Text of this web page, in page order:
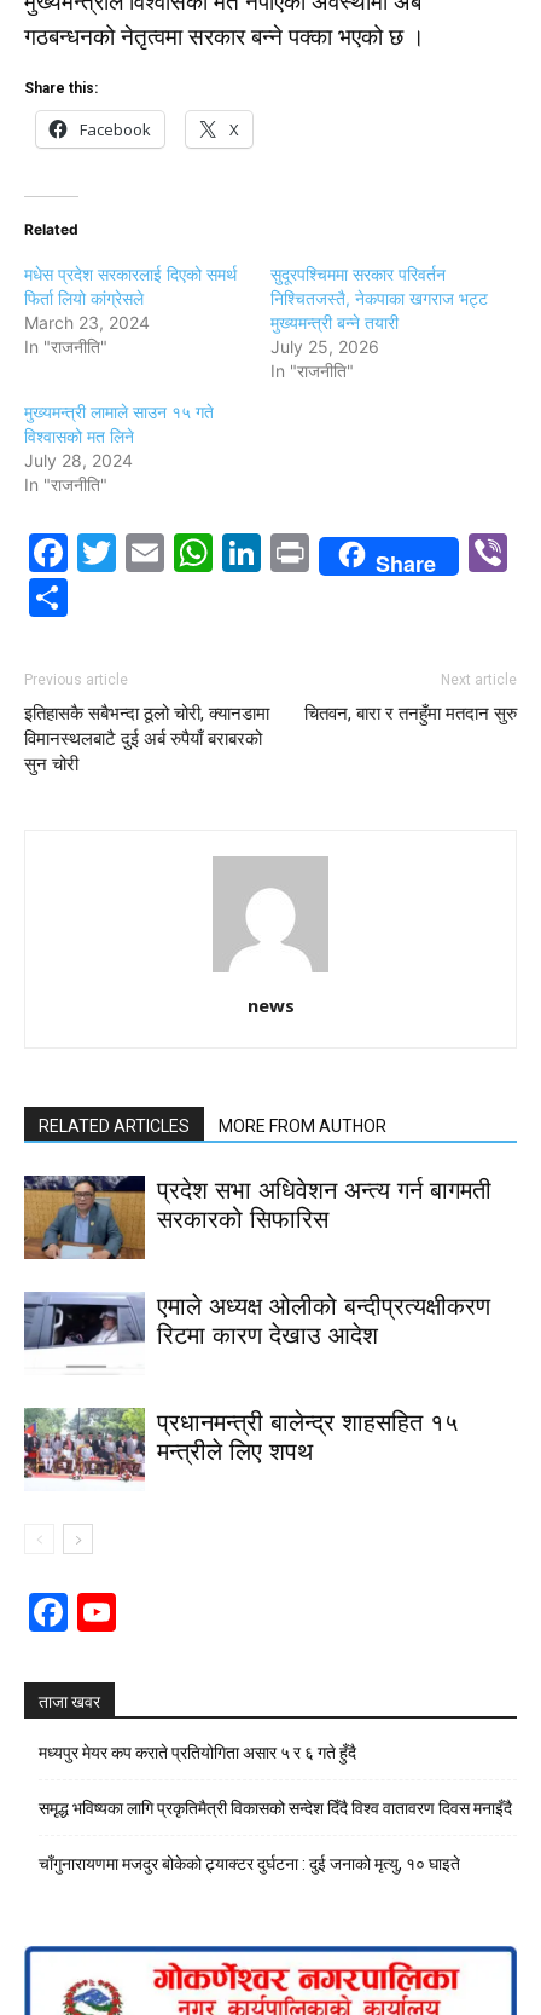
गठबन्धनको नेतृत्वमा सरकार बन्ने पक्का भएको छ ।
Share this:
Facebook X
Related
मधेस प्रदेश सरकारलाई दिएको समर्थ
फिर्ता लियो कांग्रेसले
March 23, 2024
In "राजनीति"
सुदूरपश्चिममा सरकार परिवर्तन
निश्चितजस्तै, नेकपाका खगराज भट्ट
मुख्यमन्त्री बन्ने तयारी
July 25, 2026
In "राजनीति"
मुख्यमन्त्री लामाले साउन १५ गते
विश्वासको मत लिने
July 28, 2024
In "राजनीति"
Facebook
Twitter
EmailWhatsApp
LinkedIn
PrintShare
Previous article
इतिहासकै सबैभन्दा ठूलो चोरी, क्यानडामा
विमानस्थलबाटै दुई अर्ब रुपैयाँ बराबरको
सुन चोरी
Next article
चितवन, बारा र तनहुँमा मतदान सुरु
news
RELATED ARTICLES MORE FROM AUTHOR
प्रदेश सभा अधिवेशन अन्त्य गर्न बागमती
सरकारको सिफारिस
एमाले अध्यक्ष ओलीको बन्दीप्रत्यक्षीकरण
रिटमा कारण देखाउ आदेश
प्रधानमन्त्री बालेन्द्र शाहसहित १५
मन्त्रीले लिए शपथ
Facebook
ताजा खवर
मध्यपुर मेयर कप कराते प्रतियोगिता असार ५ र ६ गते हुँदै
समृद्ध भविष्यका लागि प्रकृतिमैत्री विकासको सन्देश दिँदै विश्व वातावरण दिवस मनाइँदै
चाँगुनारायणमा मजदुर बोकेको ट्र्याक्टर दुर्घटना : दुई जनाको मृत्यु, १० घाइते